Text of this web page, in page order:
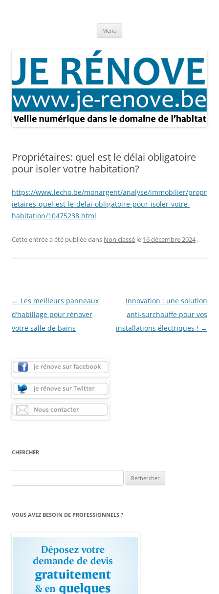
Menu
Propriétaires: quel est le délai obligatoire
pour isoler votre habitation?
https://www.lecho.be/monargent/analyse/immobilier/propr
ietaires-quel-est-le-delai-obligatoire-pour-isoler-votre-
habitation/10475238.html
Cette entrée a été publiée dans Non classé le 16 décembre 2024 .
Navigation
des
articles
← Les meilleurs panneaux
d’habillage pour rénover
votre salle de bains
Innovation : une solution
anti-surchauffe pour vos
installations électriques ! →
CHERCHER
VOUS AVEZ BESOIN DE PROFESSIONNELS ?